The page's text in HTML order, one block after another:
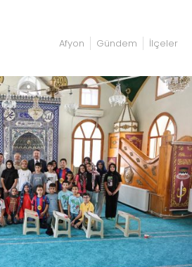
Afyon Gündem İlçeler